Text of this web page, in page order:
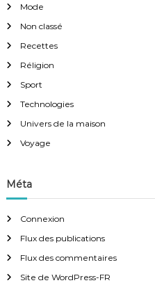
Mode
Non classé
Recettes
Réligion
Sport
Technologies
Univers de la maison
Voyage
Méta
Connexion
Flux des publications
Flux des commentaires
Site de WordPress-FR